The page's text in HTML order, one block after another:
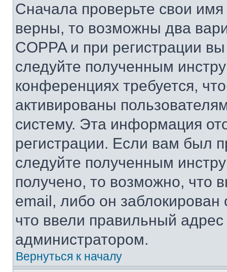
Сначала проверьте свои
верны, то возможны два
COPPA и при регистрации
следуйте полученным
конференциях требуется,
активированы
систему. Эта информация
регистрации. Если вам был
следуйте полученным
получено, то возможно, что
email, либо он
что ввели правильный адрес
администратором.
Вернуться к началу